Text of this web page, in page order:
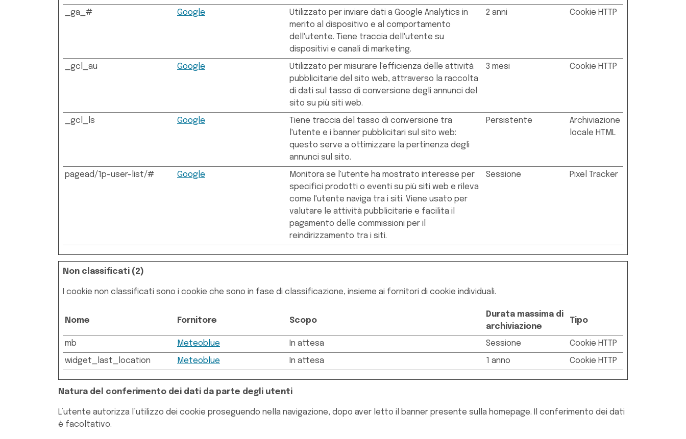
_ga_# Google
Utilizzato per inviare dati a Google Analytics in
merito al dispositivo e al comportamento
dell'utente. Tiene traccia dell'utente su
dispositivi e canali di marketing.
2 anni Cookie HTTP
_gcl_au Google
Utilizzato per misurare l'efficienza delle attività
pubblicitarie del sito web, attraverso la raccolta
di dati sul tasso di conversione degli annunci del
sito su più siti web.
3 mesi Cookie HTTP
_gcl_ls Google
Tiene traccia del tasso di conversione tra
l'utente e i banner pubblicitari sul sito web:
questo serve a ottimizzare la pertinenza degli
annunci sul sito.
Persistente
Archiviazione
locale HTML
pagead/1p-user-list/# Google
Monitora se l'utente ha mostrato interesse per
specifici prodotti o eventi su più siti web e rileva
come l'utente naviga tra i siti. Viene usato per
valutare le attività pubblicitarie e facilita il
pagamento delle commissioni per il
reindirizzamento tra i siti.
Sessione Pixel Tracker
Non classificati (2)
I cookie non classificati sono i cookie che sono in fase di classificazione, insieme ai fornitori di cookie individuali.
Nome Fornitore Scopo
Durata massima di
archiviazione
Tipo
mb Meteoblue In attesa Sessione
Cookie HTTP
widget_last_location
Meteoblue In attesa 1 anno Cookie HTTP
Natura del conferimento dei dati da parte degli utenti
L’utente autorizza l’utilizzo dei cookie proseguendo nella navigazione, dopo aver letto il banner presente sulla homepage. Il conferimento dei dati
è facoltativo.